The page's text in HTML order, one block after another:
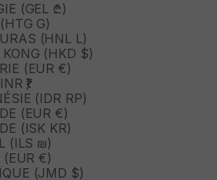
(GEL ₾)
G)
(HNL L)
KONG (HKD $)
(EUR €)
₹)
(IDR RP)
(EUR €)
(ISK KR)
(ILS ₪)
(EUR €)
(JMD $)